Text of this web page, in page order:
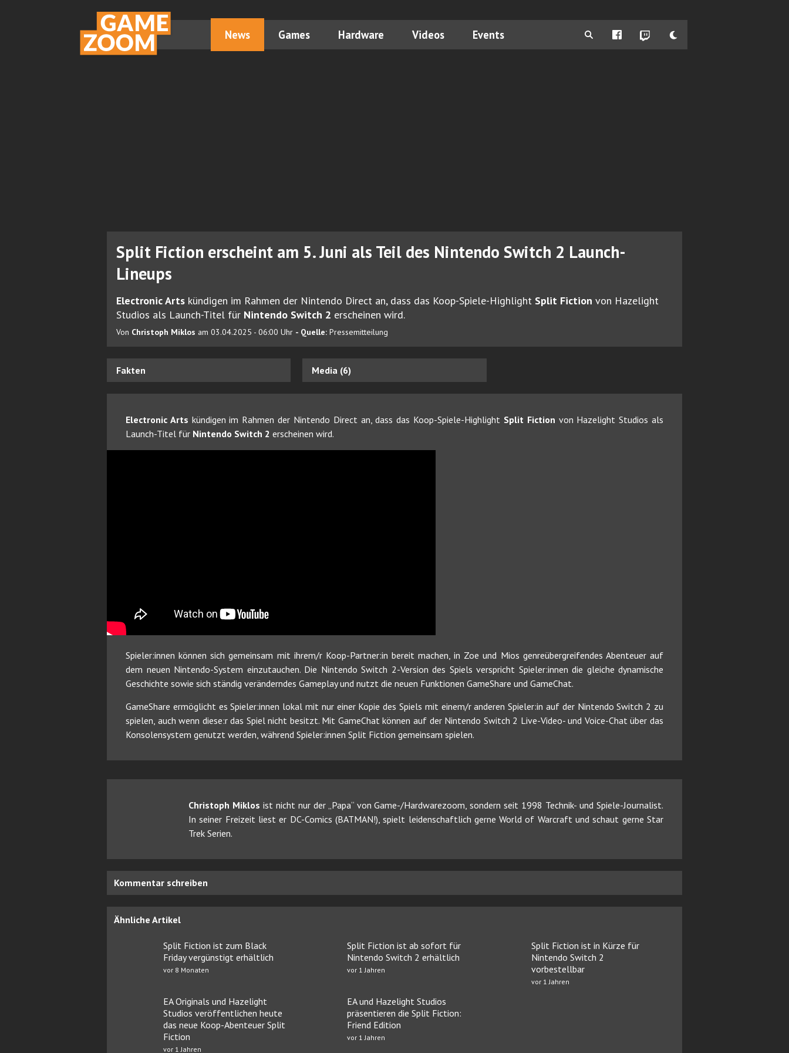
News Games Hardware Videos Events
Split Fiction erscheint am 5. Juni als Teil des Nintendo Switch 2 Launch-
Lineups
Electronic Arts kündigen im Rahmen der Nintendo Direct an, dass das Koop-Spiele-Highlight Split Fiction von Hazelight
Studios als Launch-Titel für Nintendo Switch 2 erscheinen wird.
Von Christoph Miklos am 03.04.2025 - 06:00 Uhr - Quelle: Pressemitteilung
Fakten Media (6)
Electronic Arts kündigen im Rahmen der Nintendo Direct an, dass das Koop-Spiele-Highlight Split Fiction von Hazelight Studios als
Launch-Titel für Nintendo Switch 2 erscheinen wird.
Spieler:innen können sich gemeinsam mit ihrem/r Koop-Partner:in bereit machen, in Zoe und Mios genreübergreifendes Abenteuer auf
dem neuen Nintendo-System einzutauchen. Die Nintendo Switch 2-Version des Spiels verspricht Spieler:innen die gleiche dynamische
Geschichte sowie sich ständig veränderndes Gameplay und nutzt die neuen Funktionen GameShare und GameChat.
GameShare ermöglicht es Spieler:innen lokal mit nur einer Kopie des Spiels mit einem/r anderen Spieler:in auf der Nintendo Switch 2 zu
spielen, auch wenn diese:r das Spiel nicht besitzt. Mit GameChat können auf der Nintendo Switch 2 Live-Video- und Voice-Chat über das
Konsolensystem genutzt werden, während Spieler:innen Split Fiction gemeinsam spielen.
Christoph Miklos ist nicht nur der „Papa“ von Game-/Hardwarezoom, sondern seit 1998 Technik- und Spiele-Journalist.
In seiner Freizeit liest er DC-Comics (BATMAN!), spielt leidenschaftlich gerne World of Warcraft und schaut gerne Star
Trek Serien.
Kommentar schreiben
Ähnliche Artikel
Split Fiction ist zum Black
Friday vergünstigt erhältlich
vor 8 Monaten
Split Fiction ist ab sofort für
Nintendo Switch 2 erhältlich
vor 1 Jahren
Split Fiction ist in Kürze für
Nintendo Switch 2
vorbestellbar
vor 1 Jahren
EA Originals und Hazelight
Studios veröffentlichen heute
das neue Koop-Abenteuer Split
Fiction
vor 1 Jahren
EA und Hazelight Studios
präsentieren die Split Fiction:
Friend Edition
vor 1 Jahren